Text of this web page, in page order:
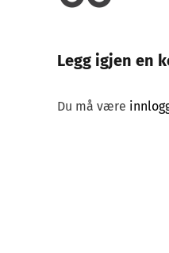
Legg igjen en
Du må være